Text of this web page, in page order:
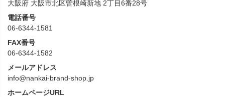
大阪府 大阪市北区曽根崎新地 2丁目6番28号
電話番号
06-6344-1581
FAX番号
06-6344-1582
メールアドレス
info@nankai-brand-shop.jp
ホームページURL